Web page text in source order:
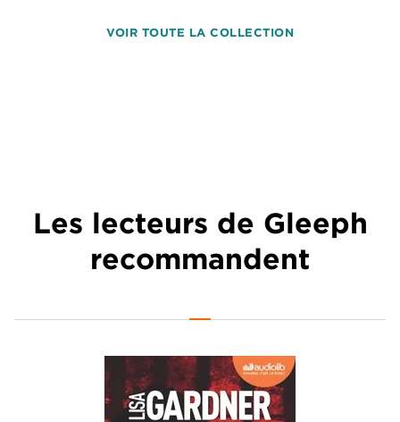
VOIR TOUTE LA COLLECTION
Les lecteurs de Gleeph
recommandent